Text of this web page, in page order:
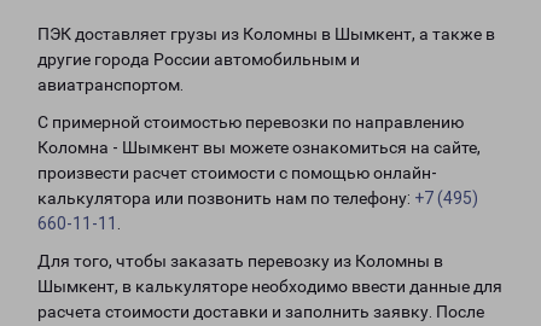
ПЭК доставляет грузы из Коломны в Шымкент, а также в
другие города России автомобильным и
авиатранспортом.
С примерной стоимостью перевозки по направлению
Коломна - Шымкент вы можете ознакомиться на сайте,
произвести расчет стоимости с помощью онлайн-
калькулятора или позвонить нам по телефону: +7 (495)
660-11-11
Для того, чтобы заказать перевозку из Коломны в
Шымкент, в калькуляторе необходимо ввести данные для
расчета стоимости доставки и заполнить заявку. После